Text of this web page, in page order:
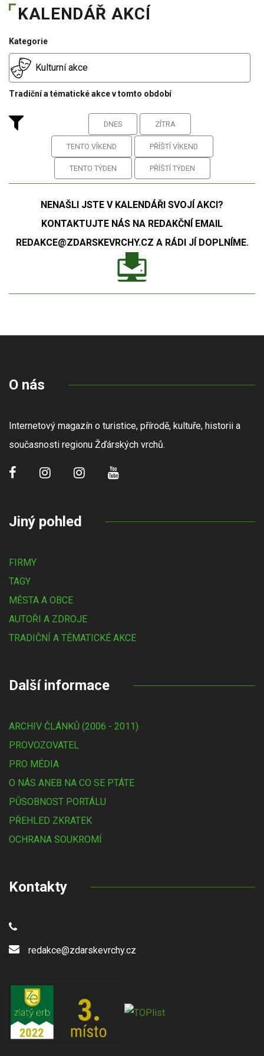
KALENDÁŘ AKCÍ
Kategorie
Kulturní akce
Tradiční a tématické akce v tomto období
DNES ZÍTRA
TENTO VÍKEND PŘÍŠTÍ VÍKEND
TENTO TÝDEN PŘÍŠTÍ TÝDEN
NENAŠLI JSTE V KALENDÁŘI SVOJÍ AKCI?
KONTAKTUJTE NÁS NA REDAKČNÍ EMAIL
REDAKCE@ZDARSKEVRCHY.CZ A RÁDI JÍ DOPLNÍME.
O nás
Internetový magazín o turistice, přírodě, kultuře, historii a
současnosti regionu Žďárských vrchů.
Jiný pohled
FIRMY
TAGY
MĚSTA A OBCE
AUTOŘI A ZDROJE
TRADIČNÍ A TÉMATICKÉ AKCE
Další informace
ARCHIV ČLÁNKŮ (2006 - 2011)
PROVOZOVATEL
PRO MÉDIA
O NÁS ANEB NA CO SE PTÁTE
PŮSOBNOST PORTÁLU
PŘEHLED ZKRATEK
OCHRANA SOUKROMÍ
Kontakty
redakce@zdarskevrchy.cz